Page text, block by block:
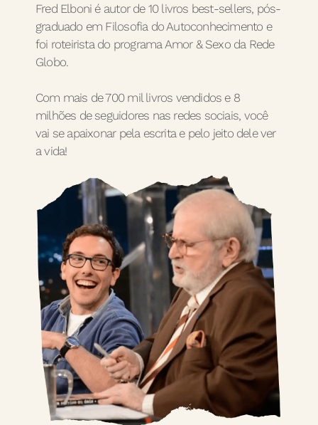
Fred Elboni é autor de 10 livros best-sellers, pós-
graduado em Filosofia do Autoconhecimento e
foi roteirista do programa Amor & Sexo da Rede
Globo.
Com mais de 700 mil livros vendidos e 8
milhões de seguidores nas redes sociais, você
vai se apaixonar pela escrita e pelo jeito dele ver
a vida!